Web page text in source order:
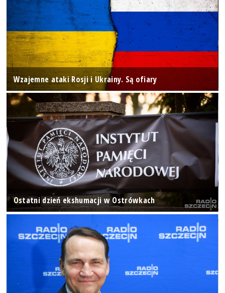
Wzajemne ataki Rosji i Ukrainy. Są ofiary
Ostatni dzień ekshumacji w Ostrówkach